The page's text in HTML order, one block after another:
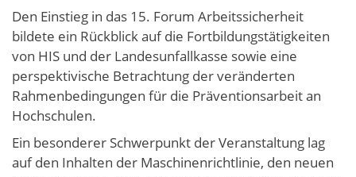
Den Einstieg in das 15. Forum Arbeitssicherheit
bildete ein Rückblick auf die Fortbildungstätigkeiten
von HIS und der Landesunfallkasse sowie eine
perspektivische Betrachtung der veränderten
Rahmenbedingungen für die Präventionsarbeit an
Hochschulen.
Ein besonderer Schwerpunkt der Veranstaltung lag
auf den Inhalten der Maschinenrichtlinie, den neuen